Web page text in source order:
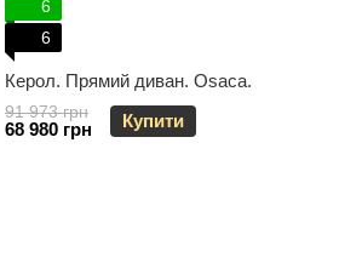
6
6
Керол. Прямий диван. Osaca.
91 973 грн
68 980 грн Купити